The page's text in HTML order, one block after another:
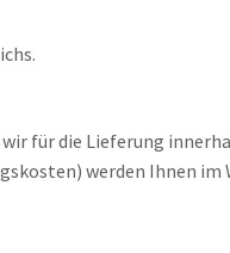
für die Lieferung
werden Ihnen im